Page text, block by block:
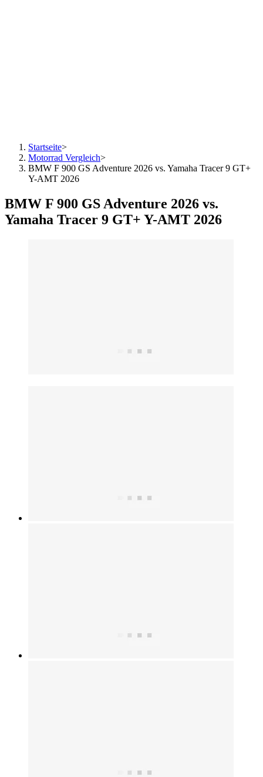
Startseite>
Motorrad Vergleich>
BMW F 900 GS Adventure 2026 vs. Yamaha Tracer 9 GT+
Y-AMT 2026
BMW F 900 GS Adventure 2026 vs.
Yamaha Tracer 9 GT+ Y-AMT 2026